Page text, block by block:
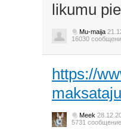
likumu
Mu-maija
16030
https://
Meek
5731